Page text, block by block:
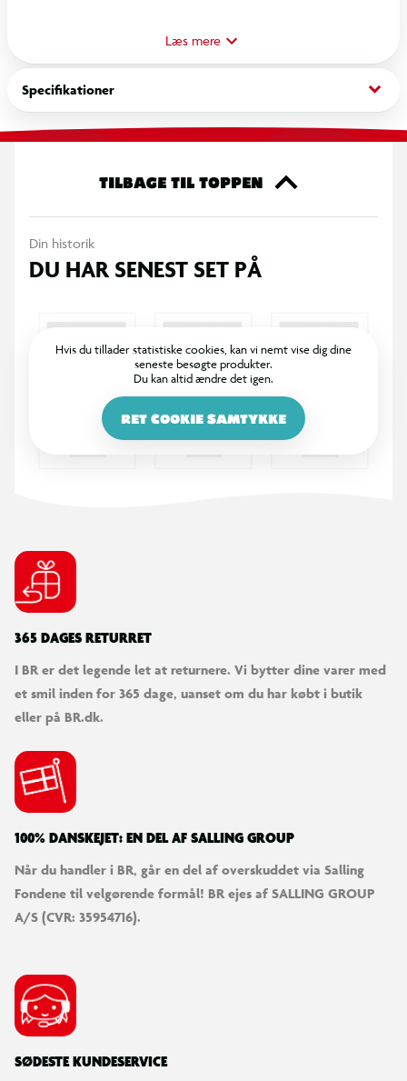
helbrede dens sygdomme, spille minispil og opdrage den, når
den er glad, mæt og ren.
Din Tamagotchi vil udvikle sig til forskellige figurer, alt efter
hvordan du opdrager den.
Læs mere
Specifikationer keyboard_arrow_down
TILBAGE TIL TOPPEN
Din historik
DU HAR SENEST SET PÅ
Hvis du tillader statistiske cookies, kan vi nemt vise dig dine
seneste besøgte produkter.
Du kan altid ændre det igen.
RET COOKIE SAMTYKKE
365 DAGES RETURRET
I BR er det legende let at returnere. Vi bytter dine varer med
et smil inden for 365 dage, uanset om du har købt i butik
eller på BR.dk.
100% DANSKEJET: EN DEL AF SALLING GROUP
Når du handler i BR, går en del af overskuddet via Salling
Fondene til velgørende formål! BR ejes af SALLING GROUP
A/S (CVR: 35954716).
SØDESTE KUNDESERVICE